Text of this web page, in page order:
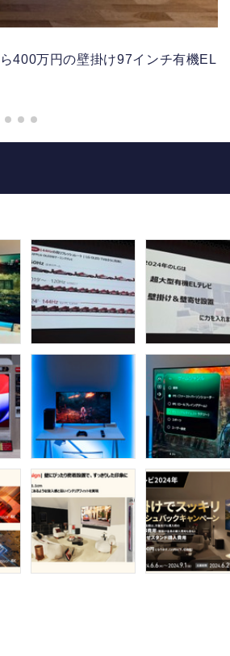
400万円の壁掛け97インチ有機EL